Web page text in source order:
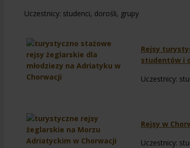
Uczestnicy: studenci, dorośli, grupy
Rejsy
studentów i
Uczestnicy:
Rejsy w
Uczestnicy: